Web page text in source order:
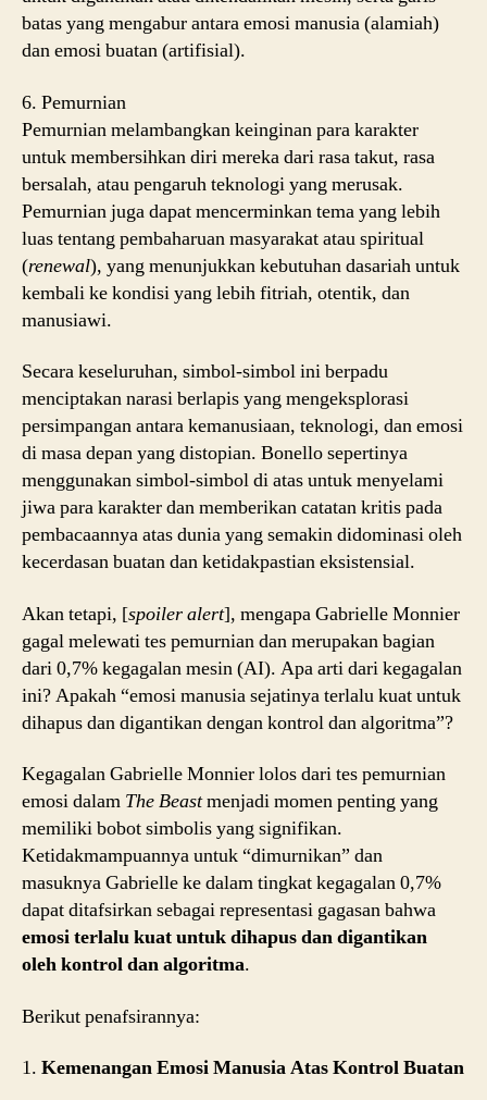
batas yang mengabur antara emosi manusia (alamiah)
dan emosi buatan (artifisial).
6. Pemurnian
Pemurnian melambangkan keinginan para karakter
untuk membersihkan diri mereka dari rasa takut, rasa
bersalah, atau pengaruh teknologi yang merusak.
Pemurnian juga dapat mencerminkan tema yang lebih
luas tentang pembaharuan masyarakat atau spiritual
(renewal), yang menunjukkan kebutuhan dasariah untuk
kembali ke kondisi yang lebih fitriah, otentik, dan
manusiawi.
Secara keseluruhan, simbol-simbol ini berpadu
menciptakan narasi berlapis yang mengeksplorasi
persimpangan antara kemanusiaan, teknologi, dan emosi
di masa depan yang distopian. Bonello sepertinya
menggunakan simbol-simbol di atas untuk menyelami
jiwa para karakter dan memberikan catatan kritis pada
pembacaannya atas dunia yang semakin didominasi oleh
kecerdasan buatan dan ketidakpastian eksistensial.
Akan tetapi, [spoiler alert], mengapa Gabrielle Monnier
gagal melewati tes pemurnian dan merupakan bagian
dari 0,7% kegagalan mesin (AI). Apa arti dari kegagalan
ini? Apakah “emosi manusia sejatinya terlalu kuat untuk
dihapus dan digantikan dengan kontrol dan algoritma”?
Kegagalan Gabrielle Monnier lolos dari tes pemurnian
emosi dalam The Beastmenjadi momen penting yang
memiliki bobot simbolis yang signifikan.
Ketidakmampuannya untuk “dimurnikan” dan
masuknya Gabrielle ke dalam tingkat kegagalan 0,7%
dapat ditafsirkan sebagai representasi gagasan bahwa
emosi terlalu kuat untuk dihapus dan digantikan
oleh kontrol dan algoritma.
Berikut penafsirannya:
1. Kemenangan Emosi Manusia Atas Kontrol Buatan